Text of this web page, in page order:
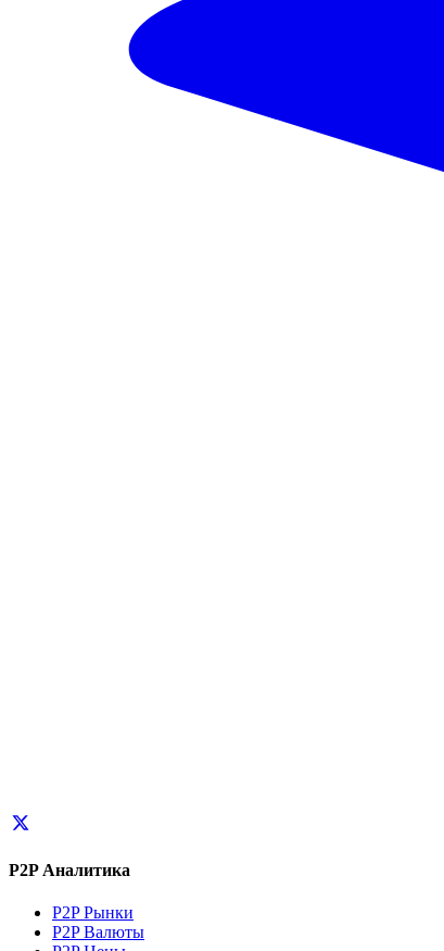
P2P Аналитика
P2P Рынки
P2P Валюты